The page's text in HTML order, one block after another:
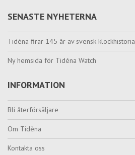
SENASTE NYHETERNA
Tidéna firar 145 år av svensk klockhistoria
Ny hemsida för Tidéna Watch
INFORMATION
Bli återförsäljare
Om Tidèna
Kontakta oss